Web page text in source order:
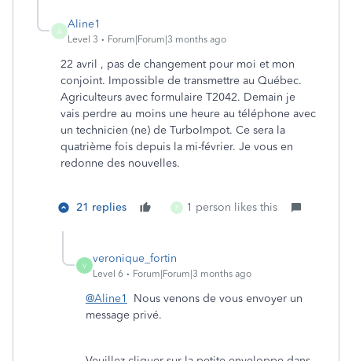
A
Aline1
Level 3 Forum|Forum|3 months ago
22 avril , pas de changement pour moi et mon
conjoint. Impossible de transmettre au Québec.
Agriculteurs avec formulaire T2042. Demain je
vais perdre au moins une heure au téléphone avec
un technicien (ne) de TurboImpot. Ce sera la
quatrième fois depuis la mi-février. Je vous en
redonne des nouvelles.
21 replies P 1 person likes this
V
veronique_fortin
Level 6 Forum|Forum|3 months ago
@Aline1
Nous venons de vous envoyer un
message privé.